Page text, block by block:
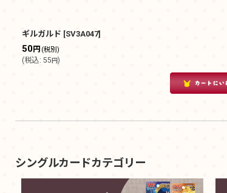
ギルガルド [SV3A047]
50円 (税別)
(税込: 55円)
シングルカードカテゴリー